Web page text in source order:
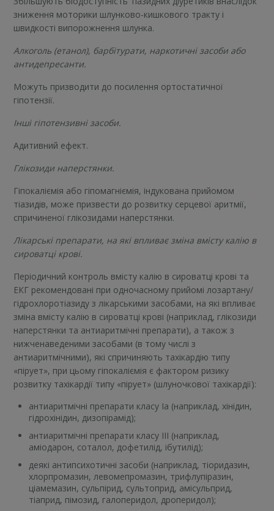
зниження моторики шлунково-кишкового тракту і
швидкості випорожнення шлунка.
Алкоголь (етанол), барбітурати, наркотичні засоби або
антидепресанти.
Можуть призводити до посилення ортостатичної
гіпотензії.
Інші гіпотензивні засоби.
Адитивний ефект.
Глікозиди наперстянки.
Гіпокаліємія або гіпомагніємія, індукована прийомом
тіазидів, може призвести до розвитку серцевої аритмії,
спричиненої глікозидами наперстянки.
Лікарські препарати, на які впливає зміна вмісту калію в
сироватці крові.
Періодичний контроль вмісту калію в сироватці крові та
ЕКГ рекомендовані при одночасному прийомі лозартану/
гідрохлоротіазиду з лікарськими засобами, на які впливає
зміна вмісту калію в сироватці крові (наприклад, глікозиди
наперстянки та антиаритмічні препарати), а також з
нижченаведеними засобами (в тому числі з
антиаритмічними), які спричиняють тахікардію типу
«пірует», при цьому гіпокаліємія є фактором ризику
розвитку тахікардії типу «пірует» (шлуночкової тахікардії):
антиаритмічні препарати класу Ia (наприклад, хінідин,
гідрохінідин, дизопірамід);
антиаритмічні препарати класу III (наприклад,
аміодарон, соталол, дофетилід, ібутилід);
деякі антипсихотичні засоби (наприклад, тіоридазин,
хлорпромазин, левомепромазин, трифлупіразин,
ціамемазин, сульпірид, сультоприд, амісульприд,
тіаприд, пімозид, галоперидол, дроперидол);